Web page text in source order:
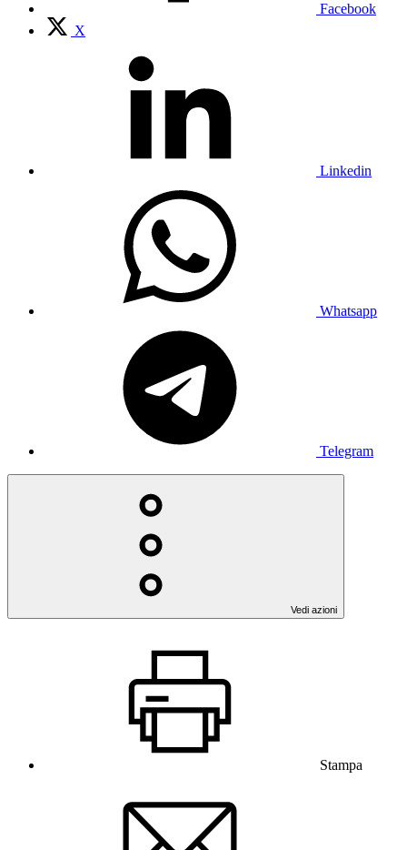
Facebook
X
Linkedin
Whatsapp
Telegram
Vedi azioni
Stampa